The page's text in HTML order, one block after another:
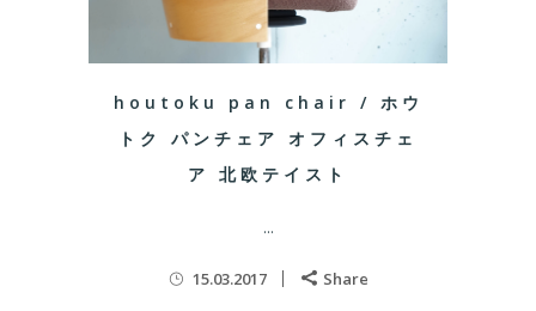
houtoku pan chair / ホウ
トク パンチェア オフィスチェ
ア 北欧テイスト
...
15.03.2017 Share